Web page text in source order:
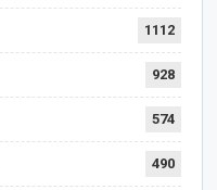
1112
928
574
490